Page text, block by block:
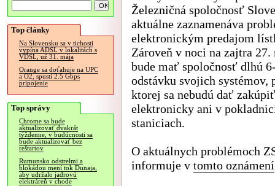
Top články
Na Slovensku sa v tichosti
vypína ADSL v lokalitách s
VDSL, už 31. mája
Orange sa doťahuje na UPC
a O2, spustí 2.5 Gbps
pripojenie
Top správy
Chrome sa bude
aktualizovať dvakrát
týždenne, v budúcnosti sa
bude aktualizovať bez
reštartov
Rumunsko odstrelmi a
blokádou mení tok Dunaja,
aby udržalo jadrovú
elektráreň v chode
Železničná spoločnosť
aktuálne zaznamenáva
elektronickým predajom
Zároveň v noci na zajtra 27.
bude mať spoločnosť dlhú
odstávku svojich systémov,
ktorej sa nebudú dať
elektronicky ani v
staniciach.
O aktuálnych problémoch
informuje v tomto oznámení